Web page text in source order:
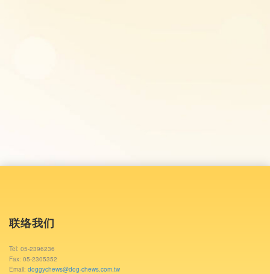
联络我们
Tel: 05-2396236
Fax: 05-2305352
Email: doggychews@dog-chews.com.tw